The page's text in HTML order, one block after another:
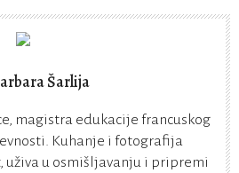
Šarlija
magistra edukacije francuskog
Kuhanje i fotografija
uživa u osmišljavanju i pripremi